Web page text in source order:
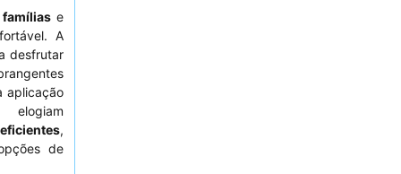
famíliase
A
desfrutar
aplicação
elogiam
,
de